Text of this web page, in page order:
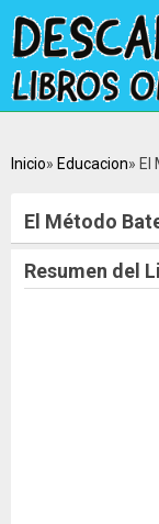
Inicio Educacion El
El Método
Resumen del